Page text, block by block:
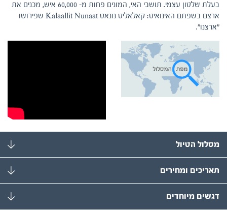
בעלת שלטון עצמי. תושבי האי, המונים פחות מ- 60,000 איש, מכנים את
ארצם בשפתם האינואיט: קאלאליט נונאט Kalaallit Nunaat שפירושו
"ארצנו".
מסלול הטיול
תאריכים ומחירים
דגשים מיוחדים